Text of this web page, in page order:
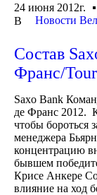
24 июня 2012г.
В
Новости
Состав
Франс/
Saxo Bank
де Франс 2012.
чтобы бороться
менеджера
концентрацию
бывшем
Крисе Анкере
влияние на ход